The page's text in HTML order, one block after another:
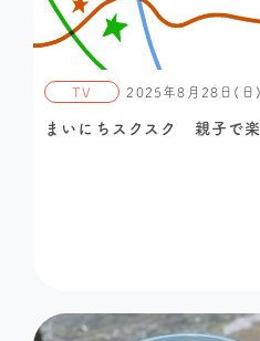
TV 2025年8月28日(日)
まいにちスクスク 親子で